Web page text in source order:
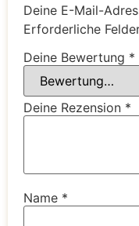
Deine E-Mail-
Erforderliche
Deine Bewertung *
Deine Rezension *
Name *